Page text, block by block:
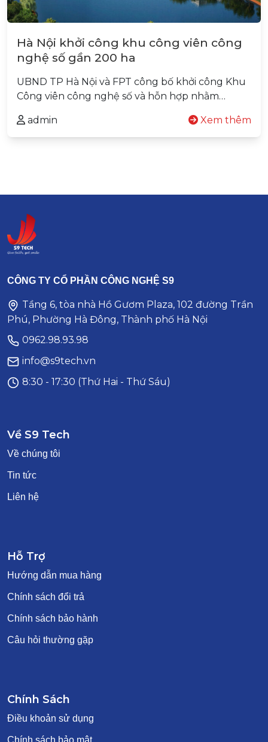
Hà Nội khởi công khu công viên công
nghệ số gần 200 ha
UBND TP Hà Nội và FPT công bố khởi công Khu
Công viên công nghệ số và hỗn hợp nhằm…
admin Xem thêm
CÔNG TY CỔ PHẦN CÔNG NGHỆ S9
Tầng 6, tòa nhà Hồ Gươm Plaza, 102 đường Trần
Phú, Phường Hà Đông, Thành phố Hà Nội
0962.98.93.98
info@s9tech.vn
8:30 - 17:30 (Thứ Hai - Thứ Sáu)
Về S9 Tech
Về chúng tôi
Tin tức
Liên hệ
Hỗ Trợ
Hướng dẫn mua hàng
Chính sách đổi trả
Chính sách bảo hành
Câu hỏi thường gặp
Chính Sách
Điều khoản sử dụng
Chính sách bảo mật